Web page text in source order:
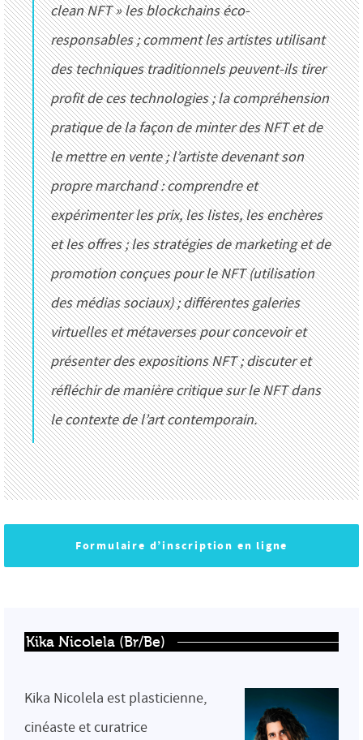
clean NFT » les blockchains éco-
responsables ; comment les artistes utilisant
des techniques traditionnels peuvent-ils tirer
profit de ces technologies ; la compréhension
pratique de la façon de minter des NFT et de
le mettre en vente ; l’artiste devenant son
propre marchand : comprendre et
expérimenter les prix, les listes, les enchères
et les offres ; les stratégies de marketing et de
promotion conçues pour le NFT (utilisation
des médias sociaux) ; différentes galeries
virtuelles et métaverses pour concevoir et
présenter des expositions NFT ; discuter et
réfléchir de manière critique sur le NFT dans
le contexte de l’art contemporain.
Formulaire d’inscription en ligne
Kika Nicolela (Br/Be)
Kika Nicolela est plasticienne,
cinéaste et curatrice